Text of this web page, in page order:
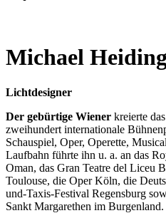
Michael
Lichtdesigner
Der gebürtige Wiener kreierte
zweihundert internationale
Schauspiel, Oper, Operette,
Laufbahn führte ihn u. a. an das
Oman, das Gran Teatre del Liceu
Toulouse, die Oper Köln, die
und-Taxis-Festival Regensburg
Sankt Margarethen im Burgenland.